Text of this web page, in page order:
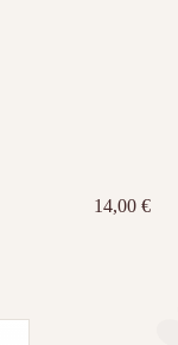
14,00€